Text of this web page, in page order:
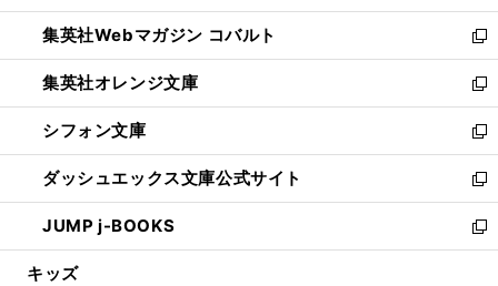
開
く
ウ
で
開
く
ン
ド
ウ
で
開
く
ウ
ィ
ン
ド
ウ
で
開
く
集英社Webマガジン コバルト
新
し
い
ウ
ィ
ン
ド
ウ
で
開
集英社オレンジ文庫
新
し
い
ウ
ィ
ン
ド
ウ
シフォン文庫
新
し
い
ウ
ィ
ン
ダッシュエックス文庫公式サイト
新
し
い
ウ
JUMP j-BOOKS
新
し
キッズ